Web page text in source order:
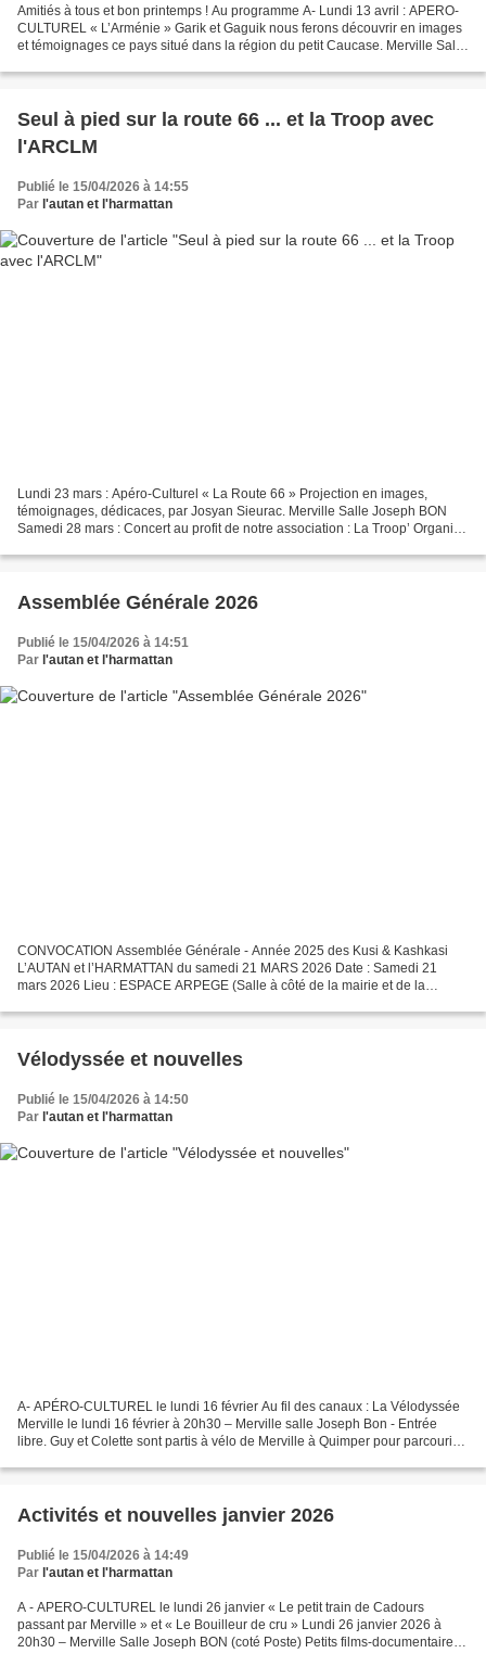
Amitiés à tous et bon printemps ! Au programme A- Lundi 13 avril : APERO-
CULTUREL « L’Arménie » Garik et Gaguik nous ferons découvrir en images
et témoignages ce pays situé dans la région du petit Caucase. Merville Salle
Seul à pied sur la route 66 ... et la Troop avec
l'ARCLM
Publié le 15/04/2026 à 14:55
Par l'autan et l'harmattan
Lundi 23 mars : Apéro-Culturel « La Route 66 » Projection en images,
témoignages, dédicaces, par Josyan Sieurac. Merville Salle Joseph BON
Samedi 28 mars : Concert au profit de notre association : La Troop’ Organisé
Assemblée Générale 2026
Publié le 15/04/2026 à 14:51
Par l'autan et l'harmattan
CONVOCATION Assemblée Générale - Année 2025 des Kusi & Kashkasi
L’AUTAN et l’HARMATTAN du samedi 21 MARS 2026 Date : Samedi 21
mars 2026 Lieu : ESPACE ARPEGE (Salle à côté de la mairie et de la
Vélodyssée et nouvelles
Publié le 15/04/2026 à 14:50
Par l'autan et l'harmattan
A- APÉRO-CULTUREL le lundi 16 février Au fil des canaux : La Vélodyssée
Merville le lundi 16 février à 20h30 – Merville salle Joseph Bon - Entrée
libre. Guy et Colette sont partis à vélo de Merville à Quimper pour parcourir
Activités et nouvelles janvier 2026
Publié le 15/04/2026 à 14:49
Par l'autan et l'harmattan
A - APERO-CULTUREL le lundi 26 janvier « Le petit train de Cadours
passant par Merville » et « Le Bouilleur de cru » Lundi 26 janvier 2026 à
20h30 – Merville Salle Joseph BON (coté Poste) Petits films-documentaires